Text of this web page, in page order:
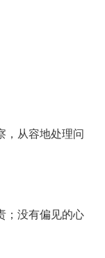
，从容地处理问
；没有偏见的心